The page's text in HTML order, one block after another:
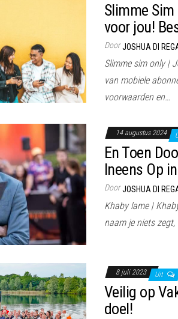
Slimme
voor jou!
Door JOSHUA DI
Slimme sim only |
van mobiele
voorwaarden en…
14 augustus 2024
En Toen
Ineens Op
Door JOSHUA DI
Khaby lame |
naam je niets
8 juli 2023 Uit
Veilig op
doel!